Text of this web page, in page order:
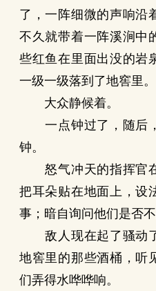
了，一阵细微的声响沿
不久就带着一阵溪涧中
些红鱼在里面出没的岩
一级一级落到了地窖里。
大众静候着。
一点钟过了，随后，
钟。
怒气冲天的指挥官
把耳朵贴在地面上，设
事；暗自询问他们是否不
敌人现在起了骚动了
地窖里的那些酒桶，听
们弄得水哗哗响。